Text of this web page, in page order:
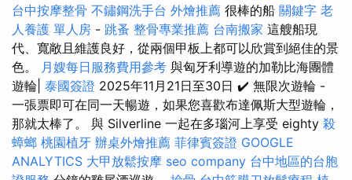
台中按摩整骨 不鏽鋼洗手台 外燴推薦 很棒的船 關鍵字 老
人養護 單人房 - 跳蚤 整骨專業推薦 台南搬家 這艘船現
代、寬敞且維護良好，從兩個甲板上都可以欣賞到絕佳的景
色。
月嫂每日服務費用參考 與匈牙利導遊的加勒比海團體
遊輪| 泰國簽證 2025年11月21日至30日 ✔️ 無限次遊輪 -
一張票即可在同一天暢遊，如果您喜歡布達佩斯大型遊輪，
那就太棒了。 與 Silverline 一起在多瑙河上享受 eighty 殺
蟑螂 桃園植牙 辦桌外燴推薦 菲律賓簽證 GOOGLE
ANALYTICS 大甲放鬆按摩 seo company 台中地區的台胞